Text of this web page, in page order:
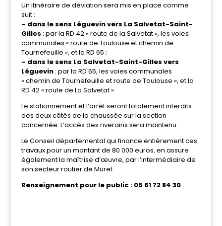
Un itinéraire de déviation sera mis en place comme
suit :
– dans le sens Léguevin vers La Salvetat-Saint-
Gilles : par la RD 42 « route de la Salvetat », les voies
communales « route de Toulouse et chemin de
Tournefeuille », et la RD 65 ;
– dans le sens La Salvetat-Saint-Gilles vers
Léguevin: par la RD 65, les voies communales
« chemin de Tournefeuille et route de Toulouse », et la
RD 42 « route de La Salvetat ».
Le stationnement et l’arrêt seront totalement interdits
des deux côtés de la chaussée sur la section
concernée. L’accès des riverains sera maintenu.
Le Conseil départemental qui finance entièrement ces
travaux pour un montant de 80 000 euros, en assure
également la maîtrise d’œuvre, par l’intermédiaire de
son secteur routier de Muret.
Renseignement pour le public : 05 61 72 84 30